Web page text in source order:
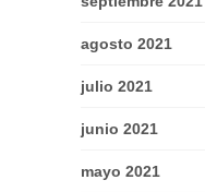
agosto 2021
julio 2021
junio 2021
mayo 2021